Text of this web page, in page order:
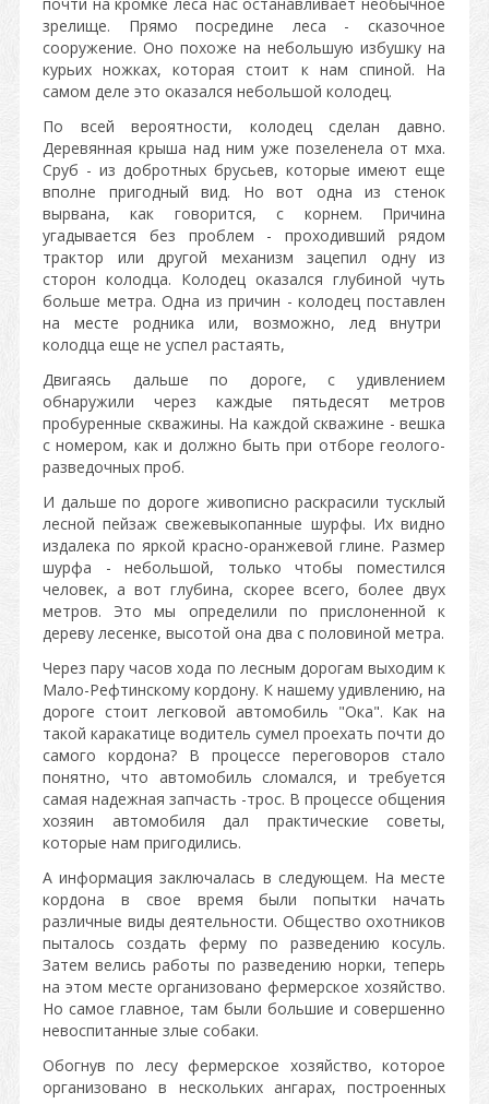
зрелище. Прямо посредине леса - сказочное
сооружение. Оно похоже на небольшую избушку на
курьих ножках, которая стоит к нам спиной. На
самом деле это оказался небольшой колодец.
По всей вероятности, колодец сделан давно.
Деревянная крыша над ним уже позеленела от мха.
Сруб - из добротных брусьев, которые имеют еще
вполне пригодный вид. Но вот одна из стенок
вырвана, как говорится, с корнем. Причина
угадывается без проблем - проходивший рядом
трактор или другой механизм зацепил одну из
сторон колодца. Колодец оказался глубиной чуть
больше метра. Одна из причин - колодец поставлен
на месте родника или, возможно, лед внутри
колодца еще не успел растаять,
Двигаясь дальше по дороге, с удивлением
обнаружили через каждые пятьдесят метров
пробуренные скважины. На каждой скважине - вешка
с номером, как и должно быть при отборе геолого-
разведочных проб.
И дальше по дороге живописно раскрасили тусклый
лесной пейзаж свежевыкопанные шурфы. Их видно
издалека по яркой красно-оранжевой глине. Размер
шурфа - небольшой, только чтобы поместился
человек, а вот глубина, скорее всего, более двух
метров. Это мы определили по прислоненной к
дереву лесенке, высотой она два с половиной метра.
Через пару часов хода по лесным дорогам выходим к
Мало-Рефтинскому кордону. К нашему удивлению, на
дороге стоит легковой автомобиль "Ока". Как на
такой каракатице водитель сумел проехать почти до
самого кордона? В процессе переговоров стало
понятно, что автомобиль сломался, и требуется
самая надежная запчасть -трос. В процессе общения
хозяин автомобиля дал практические советы,
которые нам пригодились.
А информация заключалась в следующем. На месте
кордона в свое время были попытки начать
различные виды деятельности. Общество охотников
пыталось создать ферму по разведению косуль.
Затем велись работы по разведению норки, теперь
на этом месте организовано фермерское хозяйство.
Но самое главное, там были большие и совершенно
невоспитанные злые собаки.
Обогнув по лесу фермерское хозяйство, которое
организовано в нескольких ангарах, построенных